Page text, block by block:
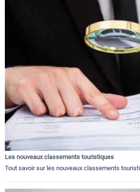
Les nouveaux classements touristiques
Tout savoir sur les nouveaux classements